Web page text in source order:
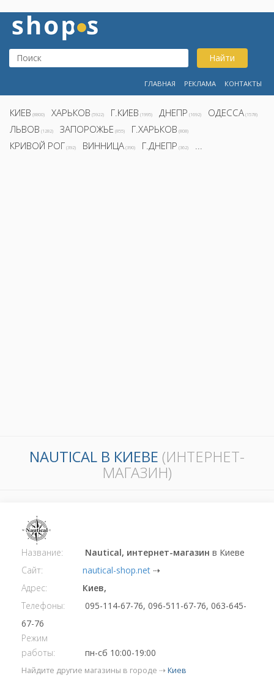
Найти
ГЛАВНАЯ РЕКЛАМА КОНТАКТЫ
КИЕВ (8800) ХАРЬКОВ (5922) Г.КИЕВ (1995) ДНЕПР (1692) ОДЕССА (1578)
ЛЬВОВ (1282) ЗАПОРОЖЬЕ (855) Г.ХАРЬКОВ (808)
КРИВОЙ РОГ (392) ВИННИЦА (390) Г.ДНЕПР (362) ...
NAUTICAL В КИЕВЕ (ИНТЕРНЕТ-
МАГАЗИН)
Название: Nautical, интернет-магазин в Киеве
Сайт:
nautical-shop.net ⇢
Адрес:
Киев,
Телефоны:
095-114-67-76, 096-511-67-76, 063-645-
67-76
Режим
работы:
пн-сб 10:00-19:00
Найдите другие магазины в городе ⇢ Киев